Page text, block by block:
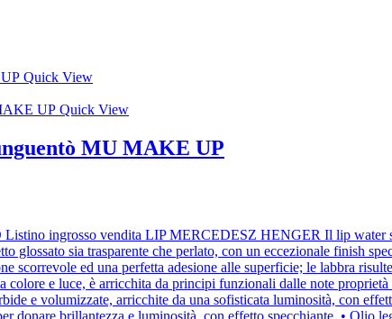
Quick View
Quick View
MU MAKE UP